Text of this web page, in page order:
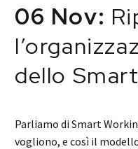
06 Nov:
dello
Parliamo di Smart
vogliono, e così il